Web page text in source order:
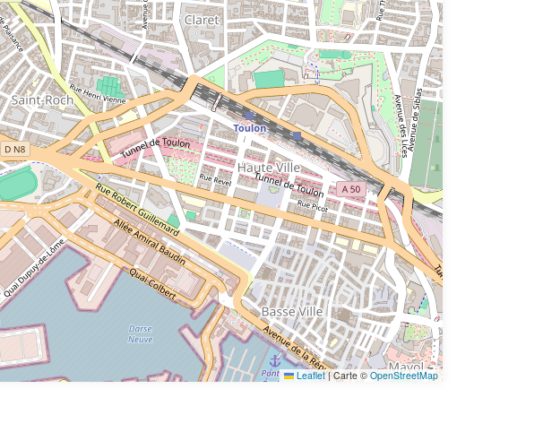
Leaflet |Carte © OpenStreetMap